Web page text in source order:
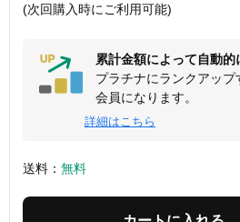
(次回購入時にご利用可能)
累計金額によって自動
プラチナにランクアッ
会員になります。
詳細はこちら
送料： 無料